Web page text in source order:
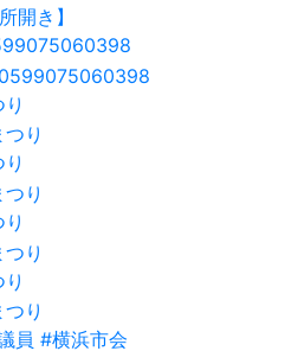
員 #横浜市会